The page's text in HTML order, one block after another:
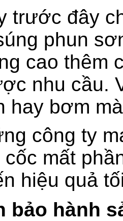
trước đây
phun
cao thêm
nhu cầu.
hay bơm
công ty
mất
hiệu quả
bảo hành